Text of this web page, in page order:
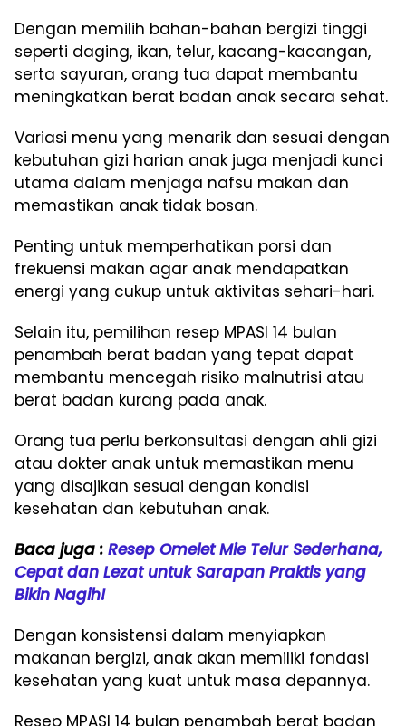
Dengan memilih bahan-bahan bergizi tinggi
seperti daging, ikan, telur, kacang-kacangan,
serta sayuran, orang tua dapat membantu
meningkatkan berat badan anak secara sehat.
Variasi menu yang menarik dan sesuai dengan
kebutuhan gizi harian anak juga menjadi kunci
utama dalam menjaga nafsu makan dan
memastikan anak tidak bosan.
Penting untuk memperhatikan porsi dan
frekuensi makan agar anak mendapatkan
energi yang cukup untuk aktivitas sehari-hari.
Selain itu, pemilihan resep MPASI 14 bulan
penambah berat badan yang tepat dapat
membantu mencegah risiko malnutrisi atau
berat badan kurang pada anak.
Orang tua perlu berkonsultasi dengan ahli gizi
atau dokter anak untuk memastikan menu
yang disajikan sesuai dengan kondisi
kesehatan dan kebutuhan anak.
Baca juga : Resep Omelet Mie Telur Sederhana,
Cepat dan Lezat untuk Sarapan Praktis yang
Bikin Nagih!
Dengan konsistensi dalam menyiapkan
makanan bergizi, anak akan memiliki fondasi
kesehatan yang kuat untuk masa depannya.
Resep MPASI 14 bulan penambah berat badan